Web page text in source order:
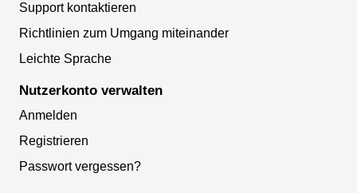
Support kontaktieren
Richtlinien zum Umgang miteinander
Leichte Sprache
Nutzerkonto verwalten
Anmelden
Registrieren
Passwort vergessen?